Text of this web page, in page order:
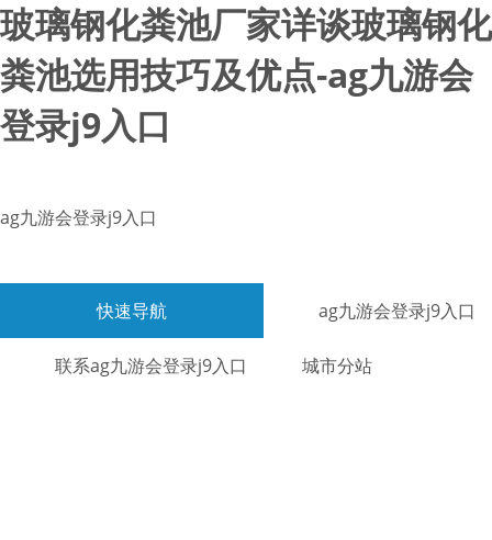
玻璃钢化粪池厂家详谈玻璃钢化
粪池选用技巧及优点-ag九游会
登录j9入口
ag九游会登录j9入口
快速导航 ag九游会登录j9入口
联系ag九游会登录j9入口 城市分站